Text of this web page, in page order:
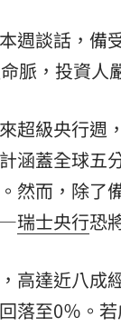
萬頭獎超「爸
涯論壇9/12登
星吃美食！
週談話，備
脈，投資人
超級央行週
涵蓋全球五
然而，除了
瑞士央行恐
高達近八成
落至0％。